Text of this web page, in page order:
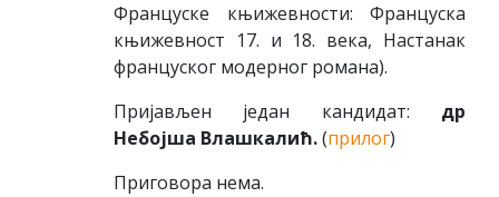
Француске књижевности: Француска
књижевност 17. и 18. века, Настанак
француског модерног романа).
Пријављен један кандидат: др
Небојша Влашкалић.(прилог)
Приговора нема.